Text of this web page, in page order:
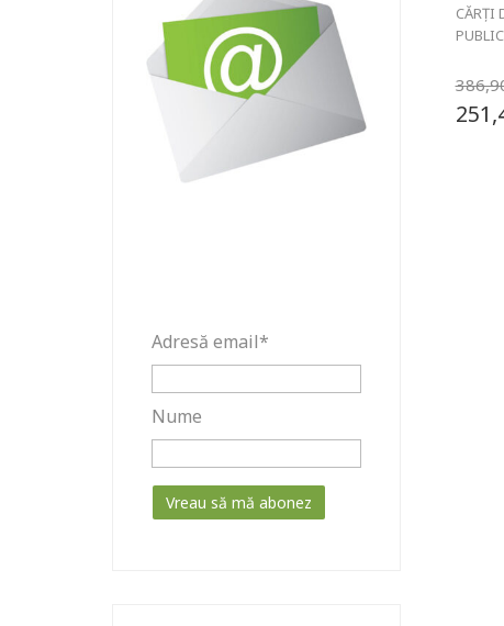
CĂRȚI
Adresă email*
Nume